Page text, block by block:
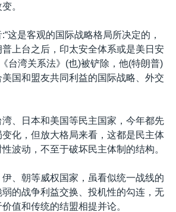
。
这是客观的国际战略格局所决定的，
上台之后，印太安全体系或是美日安
台湾关系法》(也)被铲除，他(特朗普)
国和盟友共同利益的国际战略、外交
、日本和美国等民主国家，今年都先
化，但放大格局来看，这都是民主体
波动，不至于破坏民主体制的结构。
、朝等威权国家，虽看似统一战线的
的战争利益交换、投机性的勾连，无
值和传统的结盟相提并论。